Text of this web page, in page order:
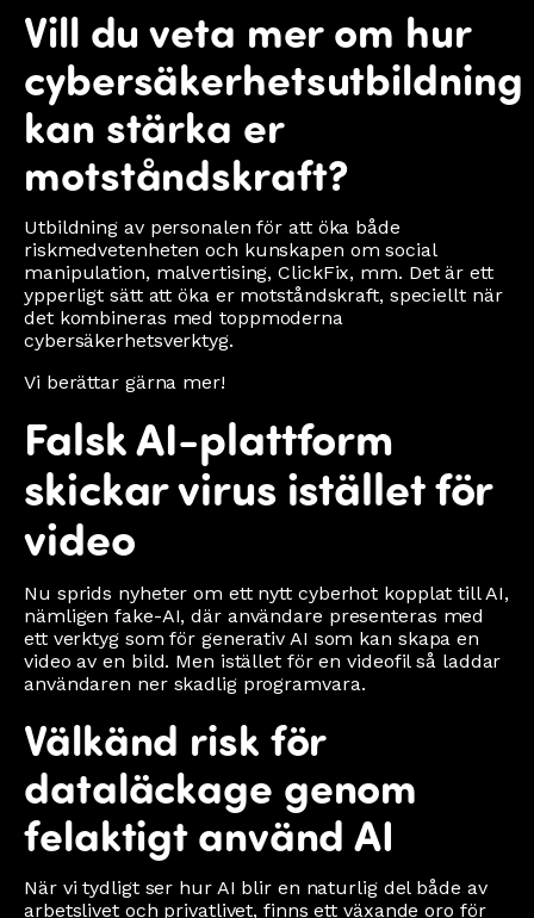
Vill du veta mer om hur
cybersäkerhetsutbildning
kan stärka er
motståndskraft?
Utbildning av personalen för att öka både
riskmedvetenheten och kunskapen om social
manipulation, malvertising, ClickFix, mm. Det är ett
ypperligt sätt att öka er motståndskraft, speciellt när
det kombineras med toppmoderna
cybersäkerhetsverktyg.
Vi berättar gärna mer!
Falsk AI-plattform
skickar virus istället för
video
Nu sprids nyheter om ett nytt cyberhot kopplat till AI,
nämligen fake-AI, där användare presenteras med
ett verktyg som för generativ AI som kan skapa en
video av en bild. Men istället för en videofil så laddar
användaren ner skadlig programvara.
Välkänd risk för
dataläckage genom
felaktigt använd AI
När vi tydligt ser hur AI blir en naturlig del både av
arbetslivet och privatlivet, finns ett växande oro för